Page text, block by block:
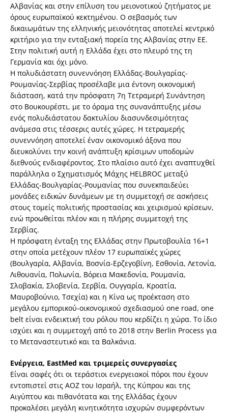
Αλβανίας και στην επίλυση του μειονοτικού ζητήματος με
όρους ευρωπαϊκού κεκτημένου. Ο σεβασμός των
δικαιωμάτων της ελληνικής μειονότητας αποτελεί κεντρικό
κριτήριο για την ενταξιακή πορεία της Αλβανίας στην ΕΕ.
Στην πολιτική αυτή η Ελλάδα έχει στο πλευρό της τη
Γερμανία και όχι μόνο.
Η πολυδιάστατη συνεννόηση Ελλάδας-Βουλγαρίας-
Ρουμανίας-Σερβίας προσέλαβε μια έντονη οικονομική
διάσταση, κατά την πρόσφατη 7η Τετραμερή Συνάντηση
στο Βουκουρέστι, με το όραμα της συνανάπτυξης μέσω
ενός πολυδιάστατου δακτυλίου διασυνδεσιμότητας
ανάμεσα στις τέσσερις αυτές χώρες. Η τετραμερής
συνεννόηση αποτελεί έναν οικονομικό άξονα που
διευκολύνει την κοινή ανάπτυξη κρίσιμων υποδομών
διεθνούς ενδιαφέροντος. Στο πλαίσιο αυτό έχει αναπτυχθεί
παράλληλα ο Σχηματισμός Μάχης HELBROC μεταξύ
Ελλάδας-Βουλγαρίας-Ρουμανίας που συνεκπαιδεύει
μονάδες ειδικών δυνάμεων με τη συμμετοχή σε ασκήσεις
στους τομείς πολιτικής προστασίας και χειρισμού κρίσεων,
ενώ προωθείται πλέον και η πλήρης συμμετοχή της
Σερβίας.
Η πρόσφατη ένταξη της Ελλάδας στην Πρωτοβουλία 16+1
στην οποία μετέχουν πλέον 17 ευρωπαϊκές χώρες
(Βουλγαρία, Αλβανία, Βοσνία-Ερζεγοβίνη, Εσθονία, Λετονία,
Λιθουανία, Πολωνία, Βόρεια Μακεδονία, Ρουμανία,
Σλοβακία, Σλοβενία, Σερβία, Ουγγαρία, Κροατία,
Μαυροβούνιο, Τσεχία) και η Κίνα ως προέκταση στο
μεγάλου εμπορικού-οικονομικού σχεδιασμού one road, one
belt είναι ενδεικτική του ρόλου που κερδίζει η χώρα. Το ίδιο
ισχύει και η συμμετοχή από το 2018 στην Berlin Process για
το Μεταναστευτικό και τα Βαλκάνια.
Ενέργεια, EastMed και τριμερείς συνεργασίες
Είναι σαφές ότι οι τεράστιοι ενεργειακοί πόροι που έχουν
εντοπιστεί στις ΑΟΖ του Ισραήλ, της Κύπρου και της
Αιγύπτου και πιθανότατα και της Ελλάδας έχουν
προκαλέσει μεγάλη κινητικότητα ισχυρών συμφερόντων